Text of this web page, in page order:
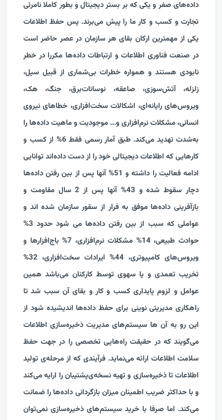
داده‌های صفر و یکی که بر بستر دیجیتال و بطور کاملا نامرئی
تجارت و کسب و کار ما را پیش می‌برند. پس حفظ اطلاعات
یکی از مهمترین ارکان بقای هر سازمان در عصر حاضر است
در صنعت فناوری اطلاعات و ارتباطات داده‌ها مکررا در خطر
نابودی هستند و همواره خطرات بی‌شماری از قبیل سیل،
زلزله، آتش‌سوزی، صاعقه، نوسانات‌برق، جنگ، هک،
ویروس‌های رایانه‌ای، اشکالات سخت‌افزاری، خطاهای نیروی
انسانی، مشکلات نرم‌افزاری و... موجودیت و ماهیت داده‌‌ها را
به‌شدت تهدید می‌کند. طبق آمار رسمی فقط 6% از کسب و
کارهایی که اطلاعات دیجیتالی خود را از دست داده‌اند توانایی
ادامه فعالیت را داشته و 51% آنها پس از بین رفتن داده‌ها
دچار سقوط شده و 43% آنها پس از 2 سال مقاومت و
بازآفرینی داده‌ها موفق به فرار از سقور سازمان شده اند و
عواملی که سبب از بین رفتن داده‌ها می شود حدود 3%
حوادث طبیعی، 14% مشکلات نرم‌افزاری، 7% باج‌افزارها و
ویروس‌های کامپیوتری، 44% ایرادات سخت‌افزاری، 32%
تخریب تعمدی و یا سهوی توسط کارکنان می‌باشد همین
عوامل و لزوم پایداری کسب و کار و بقای آن سبب شد تا
راهکاری مدیریتی نوینی برای حفظ داده‌ها اندیشیده شود از
این رو به آن ها سیستم‌های مدیریت ذخیره‌سازی اطلاعات
می‌گویند که در حقیقت راه‌هایی تخصصی را در جهت حفظ
سلامت اطلاعات ارائه می‌نماید. فرآیندی که از مرحله‌ی تولید
اطلاعات تا ذخیره‌سازی و تهیه نسخه‌ی‌پشتیبان را ارایه می‌کند
و با حداکثر ضریب اطمینان میزان بازگردانی داده‌ها را ضمانت
می‌کند. اما صرفا با خرید سیستم‌های ذخیره‌سازی نمی‌توان